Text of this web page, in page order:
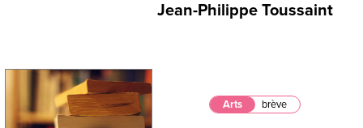
Jean-Philippe Toussaint
Arts brève